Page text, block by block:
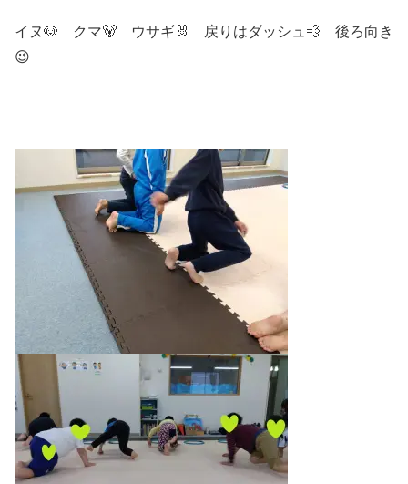
イヌ🐶 クマ🐻 ウサギ🐰 戻りはダッシュ💨 後ろ向き
😉